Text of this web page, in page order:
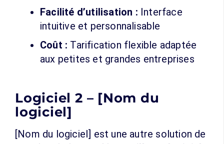
Facilité d’utilisation : Interface
intuitive et personnalisable
Coût : Tarification flexible adaptée
aux petites et grandes entreprises
Logiciel 2 – [Nom du
logiciel]
[Nom du logiciel] est une autre solution de